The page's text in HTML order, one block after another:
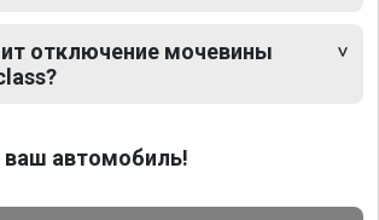
отключение мочевины
ваш автомобиль!